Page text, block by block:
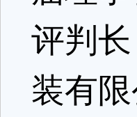
评判
装有